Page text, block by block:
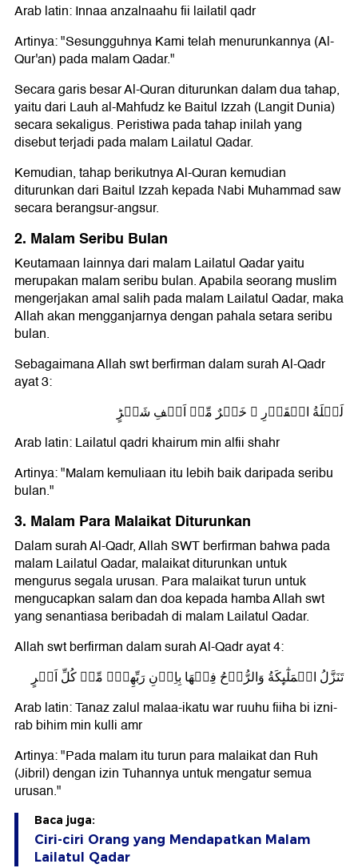
Arab latin: Innaa anzalnaahu fii lailatil qadr
Artinya: "Sesungguhnya Kami telah menurunkannya (Al-
Qur'an) pada malam Qadar."
Secara garis besar Al-Quran diturunkan dalam dua tahap,
yaitu dari Lauh al-Mahfudz ke Baitul Izzah (Langit Dunia)
secara sekaligus. Peristiwa pada tahap inilah yang
disebut terjadi pada malam Lailatul Qadar.
Kemudian, tahap berikutnya Al-Quran kemudian
diturunkan dari Baitul Izzah kepada Nabi Muhammad saw
secara berangsur-angsur.
2. Malam Seribu Bulan
Keutamaan lainnya dari malam Lailatul Qadar yaitu
merupakan malam seribu bulan. Apabila seorang muslim
mengerjakan amal salih pada malam Lailatul Qadar, maka
Allah akan mengganjarnya dengan pahala setara seribu
bulan.
Sebagaimana Allah swt berfirman dalam surah Al-Qadr
ayat 3:
لَيۡلَةُ الۡقَدۡرِ ۙ خَيۡرٌ مِّنۡ اَلۡفِ شَهۡرٍؕ
Arab latin: Lailatul qadri khairum min alfii shahr
Artinya: "Malam kemuliaan itu lebih baik daripada seribu
bulan."
3. Malam Para Malaikat Diturunkan
Dalam surah Al-Qadr, Allah SWT berfirman bahwa pada
malam Lailatul Qadar, malaikat diturunkan untuk
mengurus segala urusan. Para malaikat turun untuk
mengucapkan salam dan doa kepada hamba Allah swt
yang senantiasa beribadah di malam Lailatul Qadar.
Allah swt berfirman dalam surah Al-Qadr ayat 4:
تَنَزَّلُ الۡمَلٰٓٮِٕكَةُ وَالرُّوۡحُ فِيۡهَا بِاِذۡنِ رَبِّهِمۡۚ مِّنۡ كُلِّ اَمۡرٍ
Arab latin: Tanaz zalul malaa-ikatu war ruuhu fiiha bi izni-
rab bihim min kulli amr
Artinya: "Pada malam itu turun para malaikat dan Ruh
(Jibril) dengan izin Tuhannya untuk mengatur semua
urusan."
Baca juga:
Ciri-ciri Orang yang Mendapatkan Malam
Lailatul Qadar